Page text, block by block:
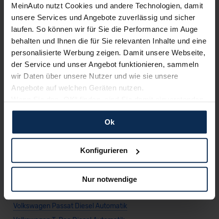
MeinAuto nutzt Cookies und andere Technologien, damit
unsere Services und Angebote zuverlässig und sicher
laufen. So können wir für Sie die Performance im Auge
behalten und Ihnen die für Sie relevanten Inhalte und eine
personalisierte Werbung zeigen. Damit unsere Webseite,
der Service und unser Angebot funktionieren, sammeln
wir Daten über unsere Nutzer und wie sie unsere
Angebote auf welchen Geräten nutzen.
und erlauben uns Cookies für unseren Service zu
verwenden und diese Daten an Dritte weiterzugeben,
etwa an unsere Marketingpartner. Falls Sie dem nicht
zustimmen möchten, beschränken wir uns auf die
dann nicht auf Sie zuschneiden und Sie somit nicht
perfekt auf dem Weg zu Ihrem Neuwagen unterstützen.
Sie können die Einstellungen jederzeit anpassen oder
widerrufen.
Ok
Konfigurieren
Nur notwendige
Alternativen Themen
Volkswagen Tayron Benzin Automatik
Volkswagen Tayron Hybrid Automatik
Weitere Modelle der Marke
Volkswagen Caddy Diesel Automatik
Volkswagen California Diesel Automatik
Volkswagen Caravelle Diesel Automatik
Volkswagen Crafter Diesel Automatik
Volkswagen Golf Diesel Automatik
Volkswagen Multivan Diesel Automatik
Volkswagen Passat Diesel Automatik